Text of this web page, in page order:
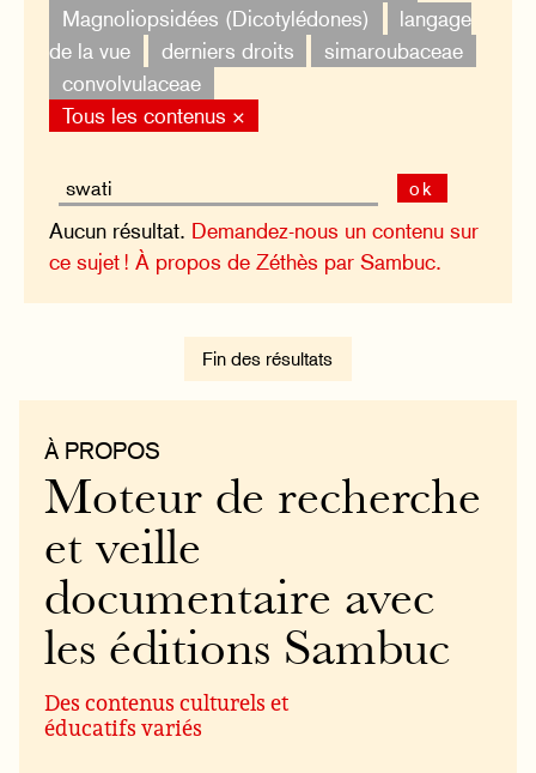
Magnoliopsidées (Dicotylédones)
langage
de la vue
derniers droits
simaroubaceae
convolvulaceae
Tous les contenus ×
ok
Aucun résultat. Demandez-nous un contenu sur
ce sujet ! À propos de Zéthès par Sambuc.
Fin des résultats
À PROPOS
Moteur de recherche
et veille
documentaire avec
les éditions Sambuc
Des contenus culturels et
éducatifs variés